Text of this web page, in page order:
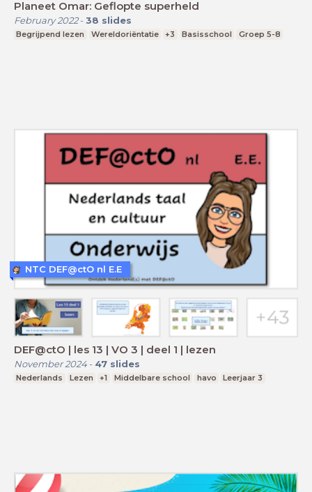
Planeet Omar: Geflopte superheld
February 2022- 38 slides
Begrijpend lezen Wereldoriëntatie +3 Basisschool Groep 5-8
DEF@ctO | les 13 | VO 3 | deel 1 | lezen
November 2024- 47 slides
Nederlands Lezen +1 Middelbare school havo Leerjaar 3
NTC DEF@ctO nl E.E